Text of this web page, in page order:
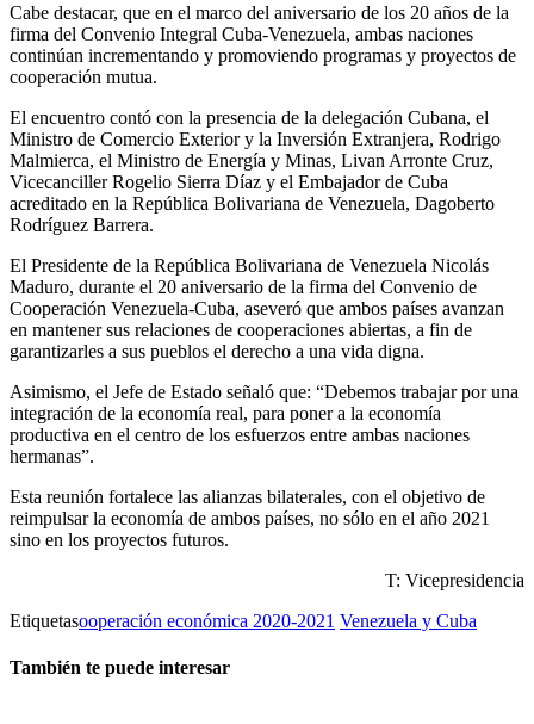
Cabe destacar, que en el marco del aniversario de los 20 años de la
firma del Convenio Integral Cuba-Venezuela, ambas naciones
continúan incrementando y promoviendo programas y proyectos de
cooperación mutua.
El encuentro contó con la presencia de la delegación Cubana, el
Ministro de Comercio Exterior y la Inversión Extranjera, Rodrigo
Malmierca, el Ministro de Energía y Minas, Livan Arronte Cruz,
Vicecanciller Rogelio Sierra Díaz y el Embajador de Cuba
acreditado en la República Bolivariana de Venezuela, Dagoberto
Rodríguez Barrera.
El Presidente de la República Bolivariana de Venezuela Nicolás
Maduro, durante el 20 aniversario de la firma del Convenio de
Cooperación Venezuela-Cuba, aseveró que ambos países avanzan
en mantener sus relaciones de cooperaciones abiertas, a fin de
garantizarles a sus pueblos el derecho a una vida digna.
Asimismo, el Jefe de Estado señaló que: “Debemos trabajar por una
integración de la economía real, para poner a la economía
productiva en el centro de los esfuerzos entre ambas naciones
hermanas”.
Esta reunión fortalece las alianzas bilaterales, con el objetivo de
reimpulsar la economía de ambos países, no sólo en el año 2021
sino en los proyectos futuros.
T: Vicepresidencia
Etiquetasooperación económica 2020-2021 Venezuela y Cuba
También te puede interesar